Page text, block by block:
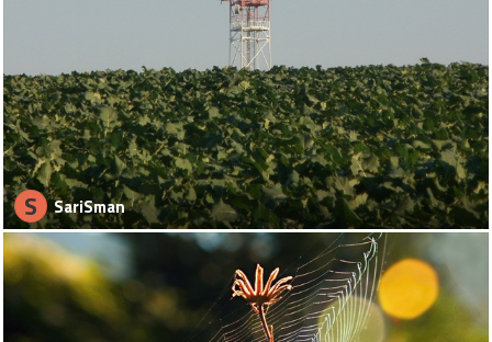
S SariSman